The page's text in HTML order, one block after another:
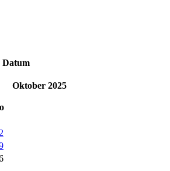
Datum
Oktober 2025